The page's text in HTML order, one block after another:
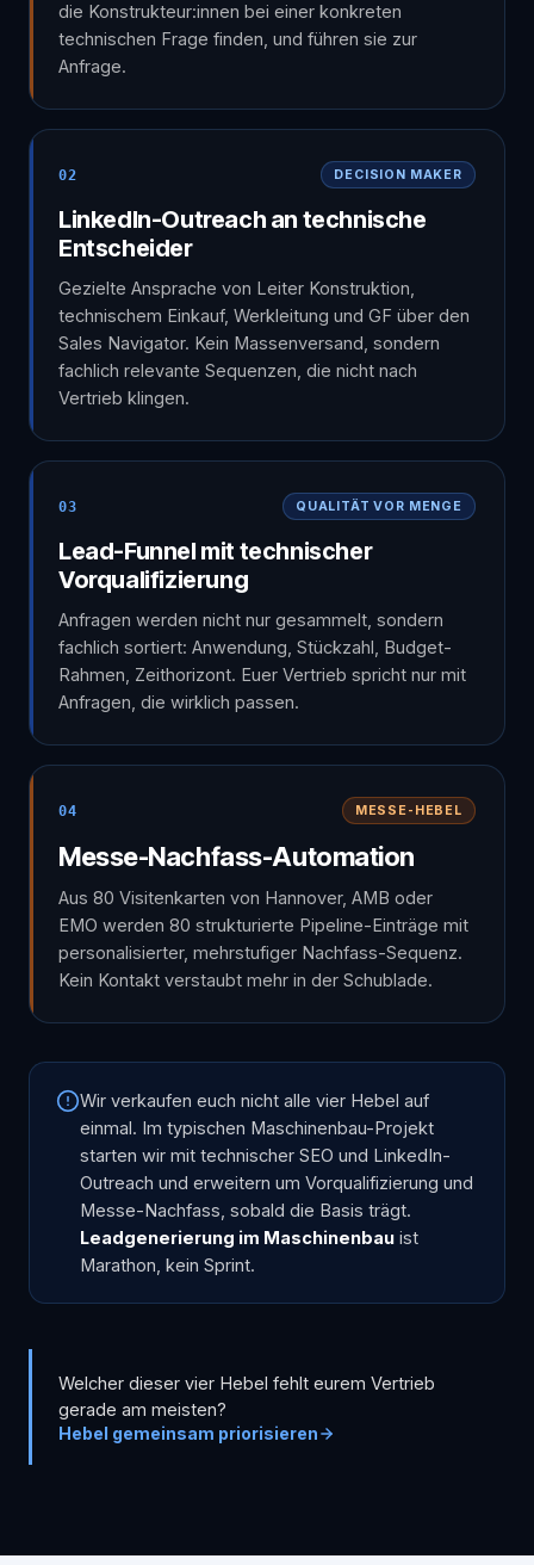
die Konstrukteur:innen bei einer konkreten
technischen Frage finden, und führen sie zur
Anfrage.
02 DECISION MAKER
LinkedIn-Outreach an technische
Entscheider
Gezielte Ansprache von Leiter Konstruktion,
technischem Einkauf, Werkleitung und GF über den
Sales Navigator. Kein Massenversand, sondern
fachlich relevante Sequenzen, die nicht nach
Vertrieb klingen.
03 QUALITÄT VOR MENGE
Lead-Funnel mit technischer
Vorqualifizierung
Anfragen werden nicht nur gesammelt, sondern
fachlich sortiert: Anwendung, Stückzahl, Budget-
Rahmen, Zeithorizont. Euer Vertrieb spricht nur mit
Anfragen, die wirklich passen.
04 MESSE-HEBEL
Messe-Nachfass-Automation
Aus 80 Visitenkarten von Hannover, AMB oder
EMO werden 80 strukturierte Pipeline-Einträge mit
personalisierter, mehrstufiger Nachfass-Sequenz.
Kein Kontakt verstaubt mehr in der Schublade.
Wir verkaufen euch nicht alle vier Hebel auf
einmal. Im typischen Maschinenbau-Projekt
starten wir mit technischer SEO und LinkedIn-
Outreach und erweitern um Vorqualifizierung und
Messe-Nachfass, sobald die Basis trägt.
Leadgenerierung im Maschinenbau ist
Marathon, kein Sprint.
Welcher dieser vier Hebel fehlt eurem Vertrieb
gerade am meisten?
Hebel gemeinsam priorisieren